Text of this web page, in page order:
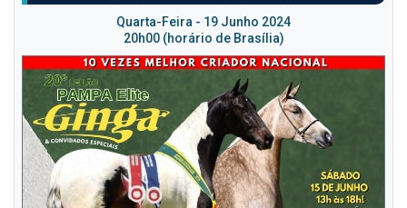
Quarta-Feira - 19 Junho 2024
20h00 (horário de Brasília)